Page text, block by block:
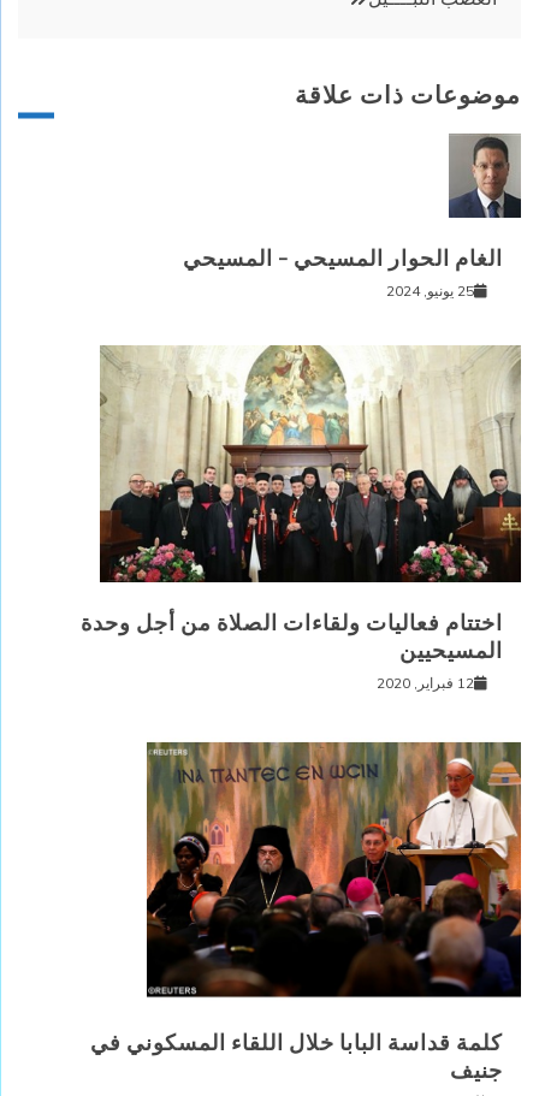
موضوعات ذات علاقة
الغام الحوار المسيحي – المسيحي
25 يونيو, 2024
اختتام فعاليات ولقاءات الصلاة من أجل وحدة
المسيحيين
12 فبراير, 2020
كلمة قداسة البابا خلال اللقاء المسكوني في
جنيف